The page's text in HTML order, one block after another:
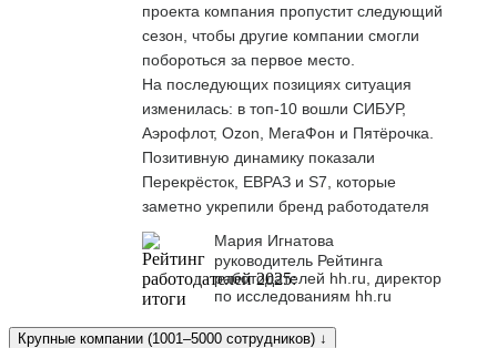
проекта компания пропустит следующий
сезон, чтобы другие компании смогли
побороться за первое место.
На последующих позициях ситуация
изменилась: в топ-10 вошли СИБУР,
Аэрофлот, Ozon, МегаФон и Пятёрочка.
Позитивную динамику показали
Перекрёсток, ЕВРАЗ и S7, которые
заметно укрепили бренд работодателя
Мария Игнатова
руководитель Рейтинга
работодателей hh.ru, директор
по исследованиям hh.ru
Крупные компании (1001–5000 сотрудников) ↓